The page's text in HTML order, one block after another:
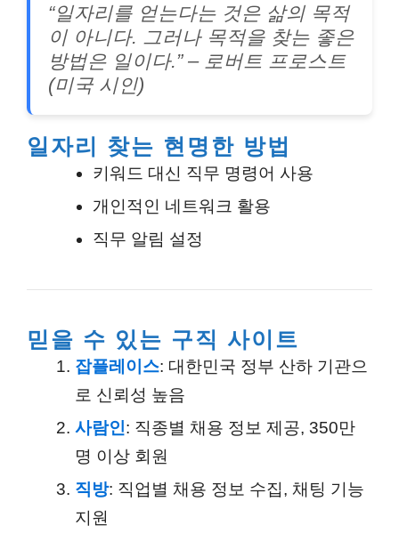
“일자리를 얻는다는 것은 삶의 목적
이 아니다. 그러나 목적을 찾는 좋은
방법은 일이다.” – 로버트 프로스트
(미국 시인)
일자리 찾는 현명한 방법
키워드 대신 직무 명령어 사용
개인적인 네트워크 활용
직무 알림 설정
믿을 수 있는 구직 사이트
잡플레이스: 대한민국 정부 산하 기관으
로 신뢰성 높음
사람인: 직종별 채용 정보 제공, 350만
명 이상 회원
직방: 직업별 채용 정보 수집, 채팅 기능
지원